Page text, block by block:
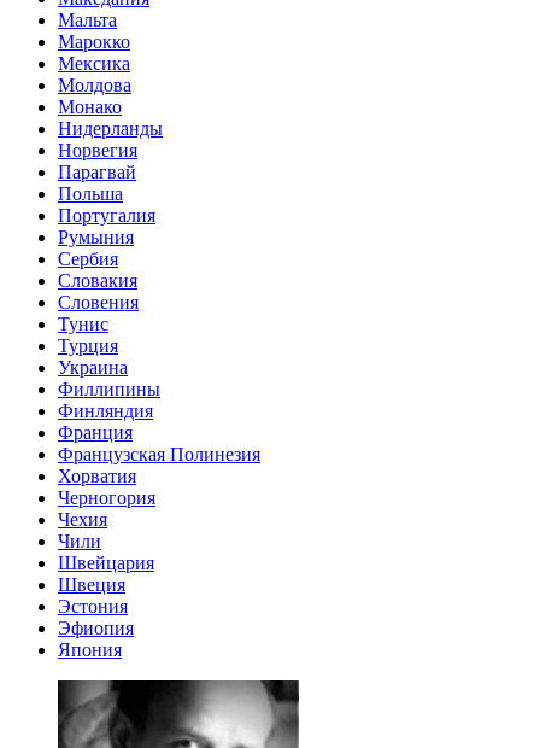
Мальта
Марокко
Мексика
Молдова
Монако
Нидерланды
Норвегия
Парагвай
Польша
Португалия
Румыния
Сербия
Словакия
Словения
Тунис
Турция
Украина
Филлипины
Финляндия
Франция
Французская Полинезия
Хорватия
Черногория
Чехия
Чили
Швейцария
Швеция
Эстония
Эфиопия
Япония